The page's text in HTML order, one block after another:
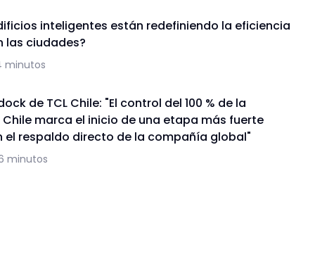
inteligentes están redefiniendo la eficiencia
las ciudades?
minutos
de TCL Chile: "El control del 100 % de la
marca el inicio de una etapa más fuerte
el respaldo directo de la compañía global"
minutos